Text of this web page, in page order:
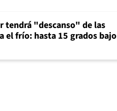
tendrá "descanso" de las
el frío: hasta 15 grados bajo